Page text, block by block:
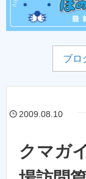
ブロ
2009.08.10
クマガ